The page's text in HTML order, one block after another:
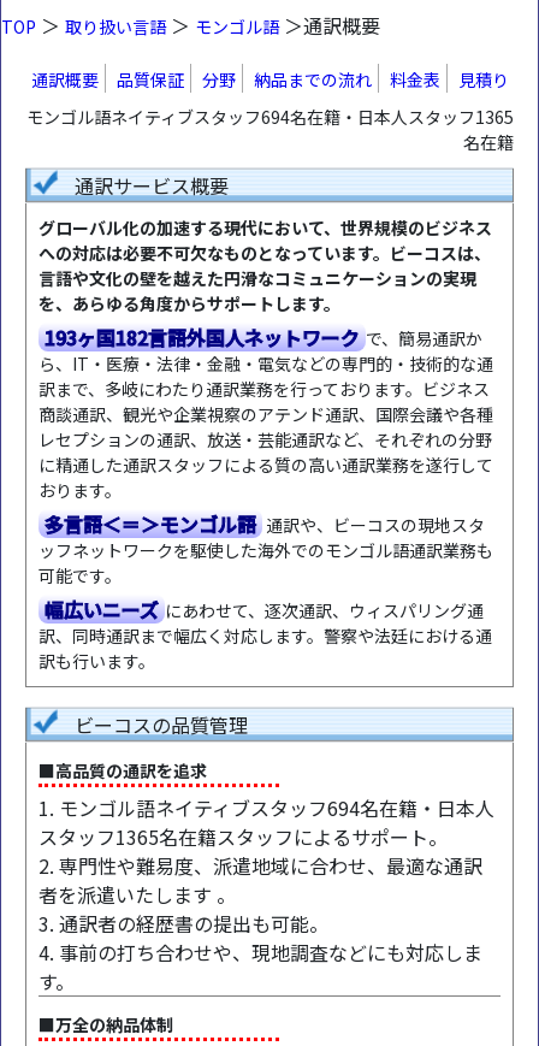
TOP ＞ 取り扱い言語＞ モンゴル語＞通訳概要
通訳概要 品質保証 分野 納品までの流れ 料金表
見積り
モンゴル語ネイティブスタッフ694名在籍・日本人スタッフ1365
名在籍
通訳サービス概要
グローバル化の加速する現代において、世界規模のビジネス
への対応は必要不可欠なものとなっています。ビーコスは、
言語や文化の壁を越えた円滑なコミュニケーションの実現
を、あらゆる角度からサポートします。
193ヶ国182言語外国人ネットワーク で、簡易通訳か
ら、IT・医療・法律・金融・電気などの専門的・技術的な通
訳まで、多岐にわたり通訳業務を行っております。ビジネス
商談通訳、観光や企業視察のアテンド通訳、国際会議や各種
レセプションの通訳、放送・芸能通訳など、それぞれの分野
に精通した通訳スタッフによる質の高い通訳業務を遂行して
おります。
多言語＜＝＞モンゴル語 通訳や、ビーコスの現地スタ
ッフネットワークを駆使した海外でのモンゴル語通訳業務も
可能です。
幅広いニーズ にあわせて、逐次通訳、ウィスパリング通
訳、同時通訳まで幅広く対応します。警察や法廷における通
訳も行います。
ビーコスの品質管理
■高品質の通訳を追求
1. モンゴル語ネイティブスタッフ694名在籍・日本人
スタッフ1365名在籍スタッフによるサポート。
2. 専門性や難易度、派遣地域に合わせ、最適な通訳
者を派遣いたします 。
3. 通訳者の経歴書の提出も可能。
4. 事前の打ち合わせや、現地調査などにも対応しま
す。
■万全の納品体制